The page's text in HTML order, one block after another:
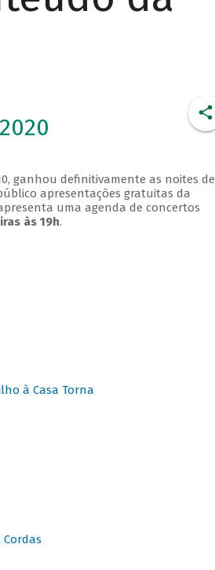
ganhou definitivamente as noites de
apresentações gratuitas da
uma agenda de concertos
às 19h.
à Casa Torna
Cordas